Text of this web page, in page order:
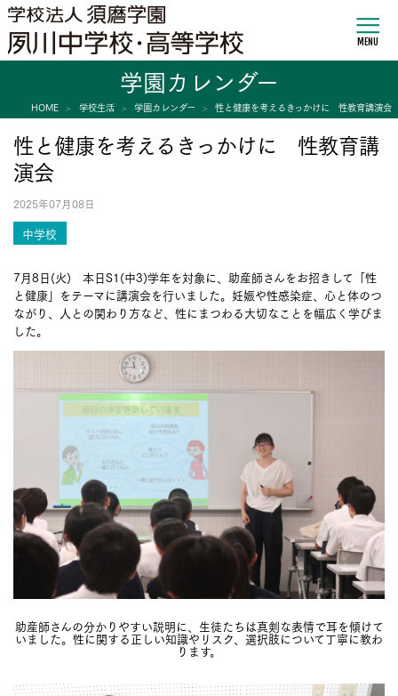
MENU
学園カレンダー
HOME 学校生活 学園カレンダー 性と健康を考えるきっかけに 性教育講演会
性と健康を考えるきっかけに 性教育講
演会
2025年07月08日
中学校
7月8日(火) 本日S1(中3)学年を対象に、助産師さんをお招きして「性
と健康」をテーマに講演会を行いました。妊娠や性感染症、心と体のつ
ながり、人との関わり方など、性にまつわる大切なことを幅広く学びま
した。
助産師さんの分かりやすい説明に、生徒たちは真剣な表情で耳を傾けて
いました。性に関する正しい知識やリスク、選択肢について丁寧に教わ
ります。